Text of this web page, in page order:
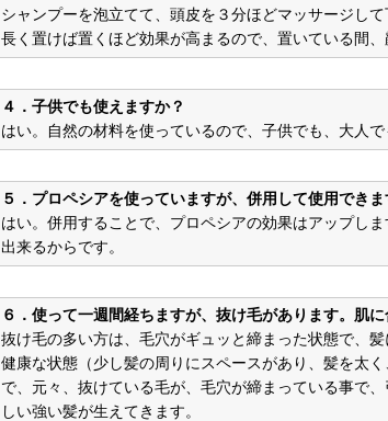
シャンプーを泡立てて、頭皮を３分ほどマッサージし
長く置けば置くほど効果が高まるので、置いている間
４．子供でも使えますか？
はい。自然の材料を使っているので、子供でも、大人
５．プロペシアを使っていますが、併用して使用できま
はい。併用することで、プロペシアの効果はアップし
出来るからです。
６．使って一週間経ちますが、抜け毛があります。肌
抜け毛の多い方は、毛穴がギュッと締まった状態で、
健康な状態（少し髪の周りにスペースがあり、髪を太
で、元々、抜けている毛が、毛穴が締まっている事で
しい強い髪が生えてきます。